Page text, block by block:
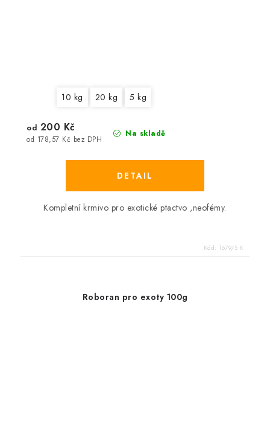
10 kg 20 kg 5 kg
Na skladě
od 178,57 Kč bez DPH
od 200 Kč
Kompletní krmivo pro exotické ptactvo ,neofémy.
Kód: 1679/5 K
Roboran pro exoty 100g